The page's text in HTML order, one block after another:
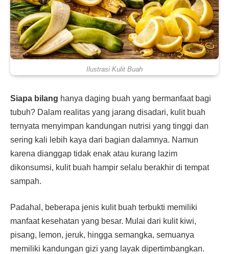
Ilustrasi Kulit Buah
Siapa bilang hanya daging buah yang bermanfaat bagi
tubuh? Dalam realitas yang jarang disadari, kulit buah
ternyata menyimpan kandungan nutrisi yang tinggi dan
sering kali lebih kaya dari bagian dalamnya. Namun
karena dianggap tidak enak atau kurang lazim
dikonsumsi, kulit buah hampir selalu berakhir di tempat
sampah.
Padahal, beberapa jenis kulit buah terbukti memiliki
manfaat kesehatan yang besar. Mulai dari kulit kiwi,
pisang, lemon, jeruk, hingga semangka, semuanya
memiliki kandungan gizi yang layak dipertimbangkan.